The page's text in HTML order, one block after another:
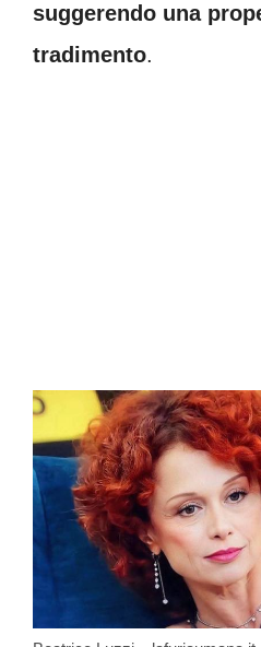
suggerendo una
tradimento.